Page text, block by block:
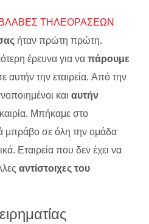
ΤΗΛΕΟΡΑΣΕΩΝ
ήταν πρώτη πρώτη.
έρευνα για ναπάρουμε
αυτήν την εταιρεία. Από την
και αυτήν
Μπήκαμε στο
μπράβο σε όλη την ομάδα
Εταιρεία που δεν έχει να
αντίστοιχες του